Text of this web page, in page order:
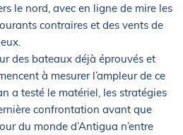
le nord, avec en ligne de mire les
contraires et des vents de
des bateaux déjà éprouvés et
à mesurer l’ampleur de ce
a testé le matériel, les stratégies
confrontation avant que
du monde d’Antigua n’entre